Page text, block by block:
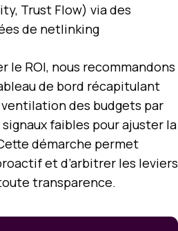
Trust Flow) via des
de netlinking
le ROI, nous recommandons
de bord récapitulant
ventilation des budgets par
faibles pour ajuster la
démarche permet
et d’arbitrer les leviers
transparence.